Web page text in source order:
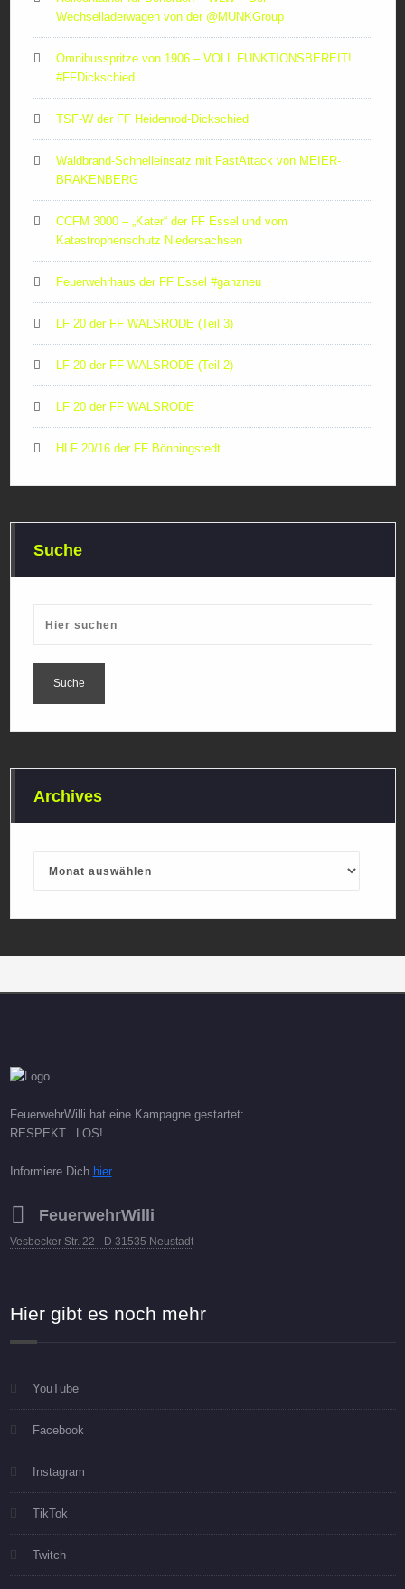
Wechselladerwagen von der ‪@MUNKGroup‬
Omnibusspritze von 1906 – VOLL FUNKTIONSBEREIT!
#FFDickschied
TSF-W der FF Heidenrod-Dickschied
Waldbrand-Schnelleinsatz mit FastAttack von MEIER-
BRAKENBERG
CCFM 3000 – „Kater“ der FF Essel und vom
Katastrophenschutz Niedersachsen
Feuerwehrhaus der FF Essel #ganzneu
LF 20 der FF WALSRODE (Teil 3)
LF 20 der FF WALSRODE (Teil 2)
LF 20 der FF WALSRODE
HLF 20/16 der FF Bönningstedt
Suche
Archives
FeuerwehrWilli hat eine Kampagne gestartet:
RESPEKT...LOS!
Informiere Dich hier
FeuerwehrWilli
Vesbecker Str. 22 - D 31535 Neustadt
Hier gibt es noch mehr
YouTube
Facebook
Instagram
TikTok
Twitch